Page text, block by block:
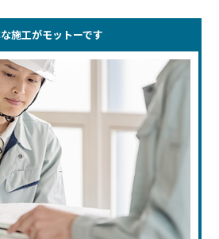
施工がモットーです